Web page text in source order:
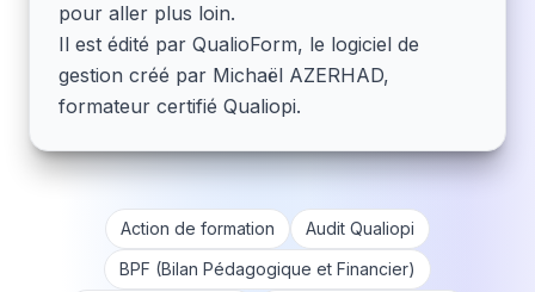
pour aller plus loin.
Il est édité par QualioForm, le logiciel de
gestion créé par Michaël AZERHAD,
formateur certifié Qualiopi.
Action de formation
Audit Qualiopi
BPF (Bilan Pédagogique et Financier)